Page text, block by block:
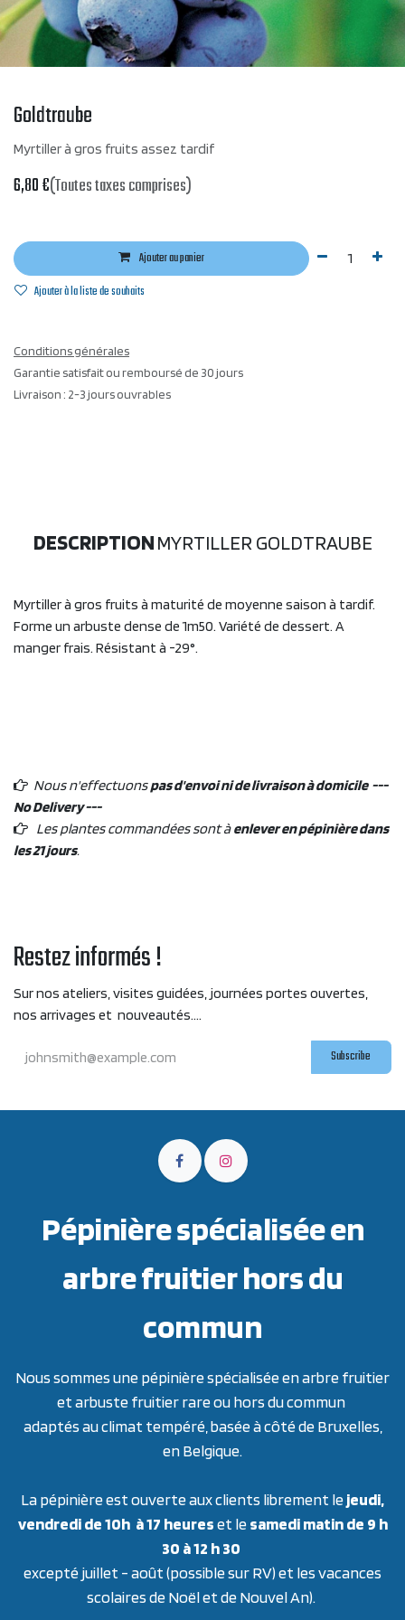
Goldtraube
Myrtiller à gros fruits assez tardif
6,80€(Toutes taxes comprises)
Ajouter au panier
Ajouter à la liste de souhaits
Conditions générales
Garantie satisfait ou remboursé de 30 jours
Livraison : 2-3 jours ouvrables
DESCRIPTIONMYRTILLER GOLDTRAUBE
Myrtiller à gros fruits à maturité de moyenne saison à tardif.
Forme un arbuste dense de 1m50. Variété de dessert. A
manger frais. Résistant à -29°.
Nous n'effectuonspas d'envoi ni de livraison à domicile ---
No Delivery ---
Les plantes commandées sont àenlever en pépinière dans
les 21 jours.
Restez informés !
Sur nos ateliers, visites guidées, journées portes ouvertes,
nos arrivages et nouveautés....
Subscribe
Pépinière spécialisée en
arbre fruitier hors du
commun
Nous sommes une pépinière spécialisée en arbre fruitier
et arbuste fruitier rare ou hors du commun
adaptés au climat tempéré, basée à côté de Bruxelles,
en Belgique.
La pépinière est ouverte aux clients librement lejeudi,
vendredi de 10h à 17 heureset lesamedi matin de 9 h
30 à 12 h 30
excepté juillet - août (possible sur RV) et les vacances
scolaires de Noël et de Nouvel An).